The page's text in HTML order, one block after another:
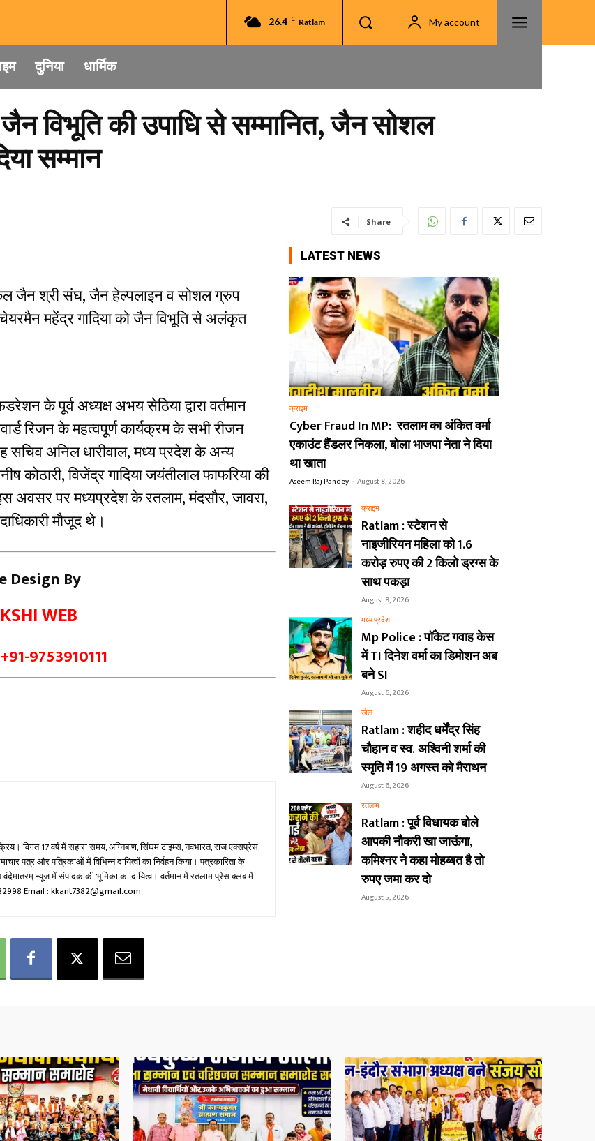
26.4 C Ratlām My account
दुनिया धार्मिक
जैन विभूति की उपाधि से सम्मानित, जैन सोशल
सम्मान
Share
जैन श्री संघ, जैन हेल्पलाइन व सोशल ग्रुप
महेंद्र गादिया को जैन विभूति से अलंकृत
के पूर्व अध्यक्ष अभय सेठिया द्वारा वर्तमान
रिजन के महत्वपूर्ण कार्यक्रम के सभी रीजन
सचिव अनिल धारीवाल, मध्य प्रदेश के अन्य
कोठारी, विजेंद्र गादिया जयंतीलाल फाफरिया की
अवसर पर मध्यप्रदेश के रतलाम, मंदसौर, जावरा,
मौजूद थे।
Design By
WEB
9753910111
विगत 17 वर्ष में सहारा समय, अग्निबाण, सिंघम टाइम्स, नवभारत, राज एक्सप्रेस,
पत्र और पत्रिकाओं में विभिन्न दायित्वों का निर्वहन किया। पत्रकारिता के
वंदेमातरम् न्यूज में संपादक की भूमिका का दायित्व। वर्तमान में रतलाम प्रेस क्लब में
Email : kkant7382@gmail.com
LATEST NEWS
क्राइम
Cyber Fraud In MP: रतलाम का अंकित वर्मा
एकाउंट हैंडलर निकला, बोला भाजपा नेता ने दिया
था खाता
Aseem Raj Pandey - August 8, 2026
क्राइम
Ratlam : स्टेशन से
नाइजीरियन महिला को 1.6
करोड़ रुपए की 2 किलो ड्रग्स के
साथ पकड़ा
August 8, 2026
मध्य प्रदेश
Mp Police : पॉकेट गवाह केस
में TI दिनेश वर्मा का डिमोशन अब
बने SI
August 6, 2026
खेल
Ratlam : शहीद धर्मेंद्र सिंह
चौहान व स्व. अश्विनी शर्मा की
स्मृति में 19 अगस्त को मैराथन
August 6, 2026
रतलाम
Ratlam : पूर्व विधायक बोले
आपकी नौकरी खा जाऊंगा,
कमिश्नर ने कहा मोहब्बत है तो
रुपए जमा कर दो
August 5, 2026